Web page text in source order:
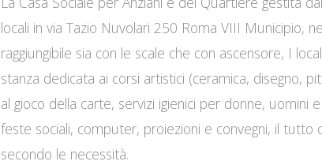
locali in via Tazio Nuvolari 250 Roma VIII Municipio,
raggiungibile sia con le scale che con ascensore, I
stanza dedicata ai corsi artistici (ceramica, disegno,
al gioco della carte, servizi igienici per donne, uomini
feste sociali, computer, proiezioni e convegni, il
secondo le necessità.